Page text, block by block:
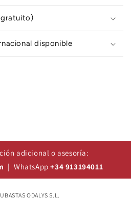
disponible
adicional o asesoría:
| WhatsApp+34 913194011
ODALYS S.L.